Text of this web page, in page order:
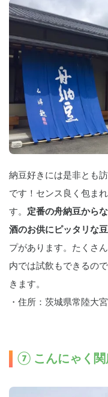
納豆好きには是非とも
です！センス良く包ま
す。 定番の舟納豆から
酒のお供にピッタリな
プがあります。たくさ
内では試飲もできるの
きます。
・住所：茨城県常陸大
⑦ こんにゃく関